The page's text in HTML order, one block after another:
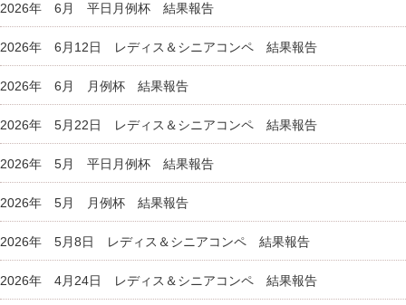
2026年 6月 平日月例杯 結果報告
2026年 6月12日 レディス＆シニアコンペ 結果報告
2026年 6月 月例杯 結果報告
2026年 5月22日 レディス＆シニアコンペ 結果報告
2026年 5月 平日月例杯 結果報告
2026年 5月 月例杯 結果報告
2026年 5月8日 レディス＆シニアコンペ 結果報告
2026年 4月24日 レディス＆シニアコンペ 結果報告